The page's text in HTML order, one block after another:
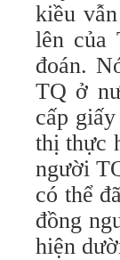
kiều
lên của
đoán.
TQ ở
cấp
thị thực
người
có thể
đồng
hiện